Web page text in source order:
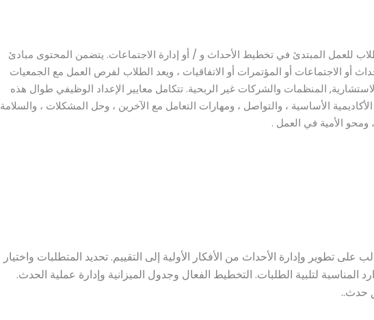
للعمل المبتدئ في تخطيط الأحداث و / أو إدارة الاجتماعات. يتضمن المحتوى مبادئ
أو الاجتماعات أو المؤتمرات أو الاتفاقيات ، ويعد الطلاب لفرص العمل مع الجمعيات
المنظمات والشركات غير الربحية. تتكامل معايير الإعداد الوظيفي طوال هذه
الأساسية ، والتواصل ، ومهارات التعامل مع الآخرين ، وحل المشكلات ، والسلامة
ومحو الأمية في العمل .
على تطوير وإدارة الأحداث من الأفكار الأولية إلى التقييم. تحديد المتطلبات واختيار
المناسبة لتلبية الطلبات. التخطيط الفعال وجدول الميزانية وإدارة عملية الحدث.
حدث..